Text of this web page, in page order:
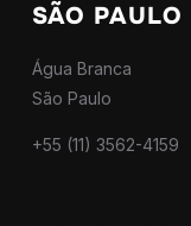
SÃO PAULO
Água Branca
São Paulo
+55 (11) 3562-4159